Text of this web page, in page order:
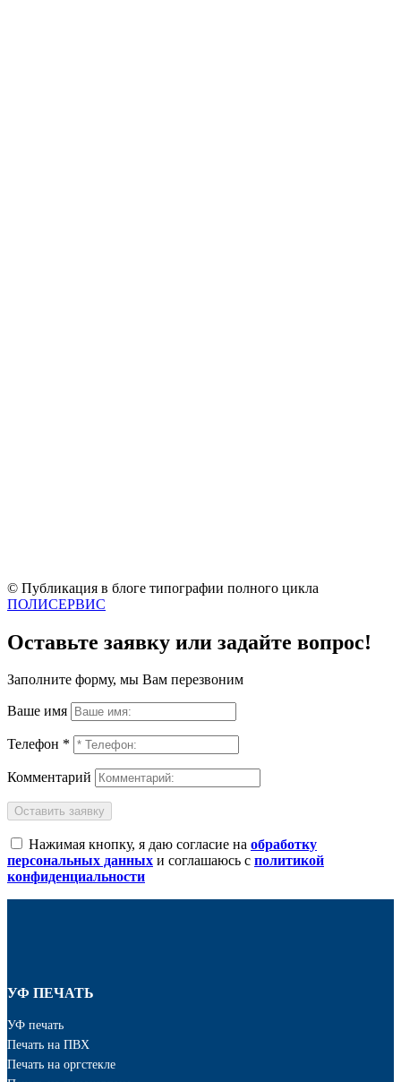
© Публикация в блоге типографии полного цикла
ПОЛИСЕРВИС
Оставьте заявку или задайте вопрос!
Заполните форму, мы Вам перезвоним
Ваше имя
Телефон *
Комментарий
Оставить заявку
Нажимая кнопку, я даю согласие на обработку
персональных данных и соглашаюсь с политикой
конфиденциальности
УФ ПЕЧАТЬ
УФ печать
Печать на ПВХ
Печать на оргстекле